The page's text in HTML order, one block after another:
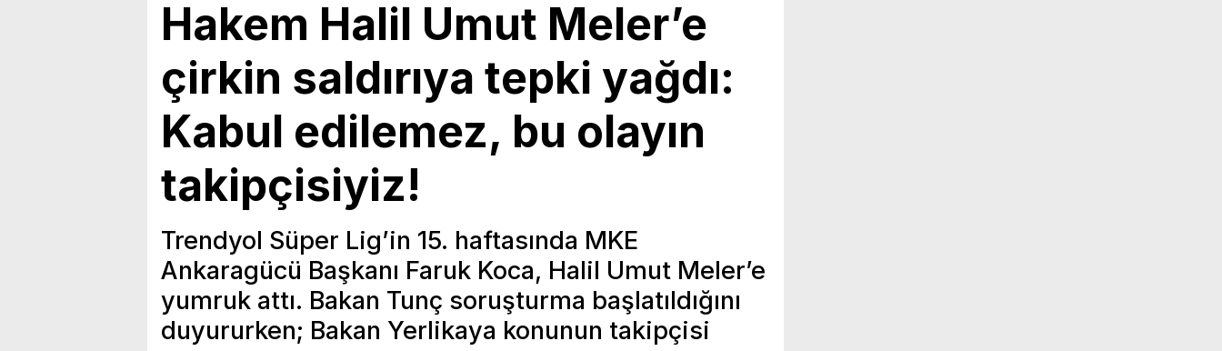
Hakem Halil Umut Meler’e
çirkin saldırıya tepki yağdı:
Kabul edilemez, bu olayın
takipçisiyiz!
Trendyol Süper Lig’in 15. haftasında MKE
Ankaragücü Başkanı Faruk Koca, Halil Umut Meler’e
yumruk attı. Bakan Tunç soruşturma başlatıldığını
duyururken; Bakan Yerlikaya konunun takipçisi